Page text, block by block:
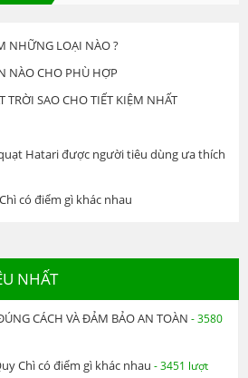
NHỮNG LOẠI NÀO ?
NÀO CHO PHÙ HỢP
TRỜI SAO CHO TIẾT KIỆM NHẤT
Hatari được người tiêu dùng ưa thích
có điểm gì khác nhau
NHẤT
CÁCH VÀ ĐẢM BẢO AN TOÀN - 3580
Chì có điểm gì khác nhau - 3451 lượt